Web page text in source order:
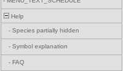
Help
- Species partially hidden
- Symbol explanation
- FAQ